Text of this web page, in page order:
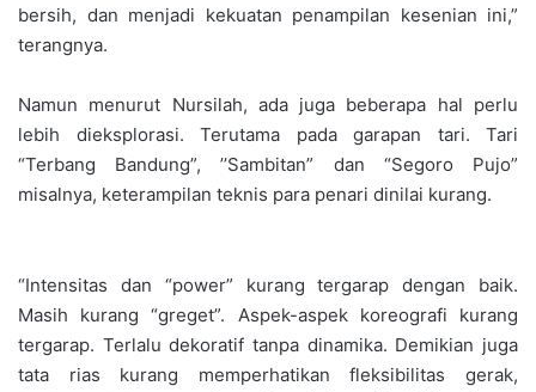
bersih, dan menjadi kekuatan penampilan kesenian ini,”
terangnya.
Namun menurut Nursilah, ada juga beberapa hal perlu
lebih dieksplorasi. Terutama pada garapan tari. Tari
“Terbang Bandung”, ’’Sambitan” dan “Segoro Pujo”
misalnya, keterampilan teknis para penari dinilai kurang.
“Intensitas dan “power” kurang tergarap dengan baik.
Masih kurang “greget”. Aspek-aspek koreografi kurang
tergarap. Terlalu dekoratif tanpa dinamika. Demikian juga
tata rias kurang memperhatikan fleksibilitas gerak,